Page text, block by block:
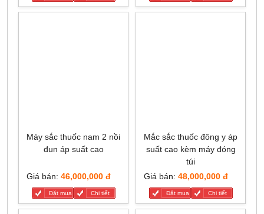
Máy sắc thuốc nam 2 nồi
đun áp suất cao
Giá bán: 46,000,000 đ
Đặt mua Chi tiết
Mắc sắc thuốc đông y áp
suất cao kèm máy đóng
túi
Giá bán: 48,000,000 đ
Đặt mua Chi tiết